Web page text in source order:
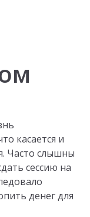
касается и
Часто слышны
сессию на
денег для